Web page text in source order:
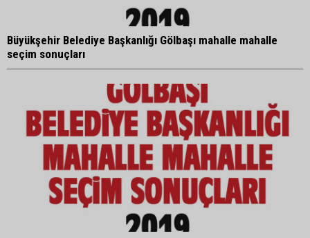
Büyükşehir Belediye Başkanlığı Gölbaşı mahalle mahalle
seçim sonuçları